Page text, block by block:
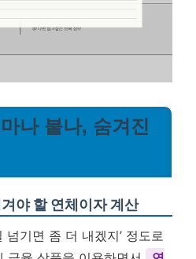
나 붙나, 숨겨진
야 할 연체이자 계산
넘기면 좀 더 내겠지’ 정도로